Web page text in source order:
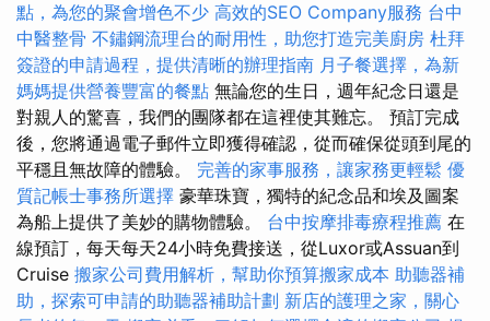
點，為您的聚會增色不少 高效的SEO Company服務 台中
中醫整骨 不鏽鋼流理台的耐用性，助您打造完美廚房 杜拜
簽證的申請過程，提供清晰的辦理指南 月子餐選擇，為新
媽媽提供營養豐富的餐點 無論您的生日，週年紀念日還是
對親人的驚喜，我們的團隊都在這裡使其難忘。 預訂完成
後，您將通過電子郵件立即獲得確認，從而確保從頭到尾的
平穩且無故障的體驗。 完善的家事服務，讓家務更輕鬆 優
質記帳士事務所選擇 豪華珠寶，獨特的紀念品和埃及圖案
為船上提供了美妙的購物體驗。 台中按摩排毒療程推薦 在
線預訂，每天每天24小時免費接送，從Luxor或Assuan到
Cruise 搬家公司費用解析，幫助你預算搬家成本 助聽器補
助，探索可申請的助聽器補助計劃 新店的護理之家，關心